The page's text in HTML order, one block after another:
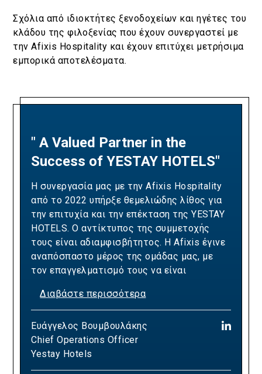
Σχόλια από ιδιοκτήτες ξενοδοχείων και ηγέτες του
κλάδου της φιλοξενίας που έχουν συνεργαστεί με
την Afixis Hospitality και έχουν επιτύχει μετρήσιμα
εμπορικά αποτελέσματα.
" A Valued Partner in the
Success of YESTAY HOTELS"
Η συνεργασία μας με την Afixis Hospitality
από το 2022 υπήρξε θεμελιώδης λίθος για
την επιτυχία και την επέκταση της YESTAY
HOTELS. Ο αντίκτυπος της συμμετοχής
τους είναι αδιαμφισβήτητος. Η Afixis έγινε
αναπόσπαστο μέρος της ομάδας μας, με
τον επαγγελματισμό τους να είναι
Afixis επιδεικνύει βαθιά γνώση του κλάδου,
προορατική προσέγγιση και μια δέσμευση
στην αριστεία που ευθυγραμμίζεται
απόλυτα με τα υψηλά μας πρότυπα
φιλοξενίας. Η συμβολή της Afixis ήταν
ζωτικής σημασίας για τη μέχρι τώρα
Διαβάστε περισσότερα
Ευάγγελος Βουμβουλάκης
Chief Operations Officer
Yestay Hotels
"A Partnership Built on
Revenue Excellence and
Measurable Results"
Our collaboration with Afixis has been pivotal
in driving Ella Resorts' revenue growth and
optimizing our yielding strategies. Over the
years, their team has consistently
demonstrated the expertise and dedication
needed to exceed our sales targets,
positively impacting our bottom line and
yield optimization. Their strategic approach
has been instrumental in helping us refine our
pricing models, maximize occupancy rates,
Διαβάστε περισσότερα
Panagiotis (Panos) Almyrantis
Chief Growth & Commercial Officer